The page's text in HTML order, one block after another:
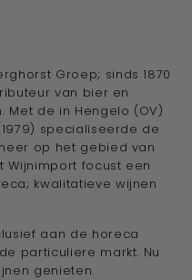
Groep; sinds 1870
van bier en
Met de in Hengelo (OV)
specialiseerde de
op het gebied van
Wijnimport focust een
kwalitatieve wijnen
aan de horeca
particuliere markt. Nu
genieten.